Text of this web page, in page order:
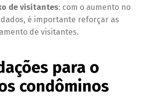
de visitantes: com o aumento no
é importante reforçar as
de visitantes.
para o
condôminos